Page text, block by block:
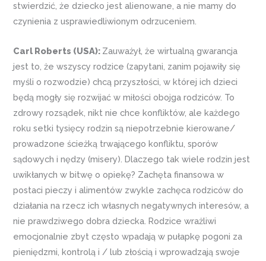
stwierdzić, że dziecko jest alienowane, a nie mamy do
czynienia z usprawiedliwionym odrzuceniem.
Carl Roberts (USA): Zauważył, że wirtualną gwarancja
jest to, że ​​wszyscy rodzice (zapytani, zanim pojawiły się
myśli o rozwodzie) chcą przyszłości, w której ich dzieci
będą mogły się rozwijać w miłości obojga rodziców. To
zdrowy rozsądek, nikt nie chce konfliktów, ale każdego
roku setki tysięcy rodzin są niepotrzebnie kierowane/
prowadzone ścieżką trwającego konfliktu, sporów
sądowych i nędzy (misery). Dlaczego tak wiele rodzin jest
uwikłanych w bitwę o opiekę? Zachęta finansowa w
postaci pieczy i alimentów zwykle zachęca rodziców do
działania na rzecz ich własnych negatywnych interesów, a
nie prawdziwego dobra dziecka. Rodzice wrażliwi
emocjonalnie zbyt często wpadają w pułapkę pogoni za
pieniędzmi, kontrolą i / lub złością i wprowadzają swoje